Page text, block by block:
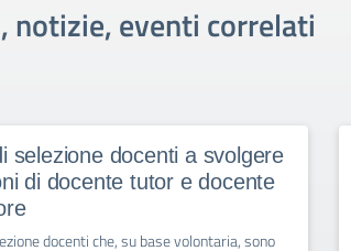
notizie, eventi correlati
selezione docenti a svolgere
di docente tutor e docente
docenti che, su base volontaria, sono